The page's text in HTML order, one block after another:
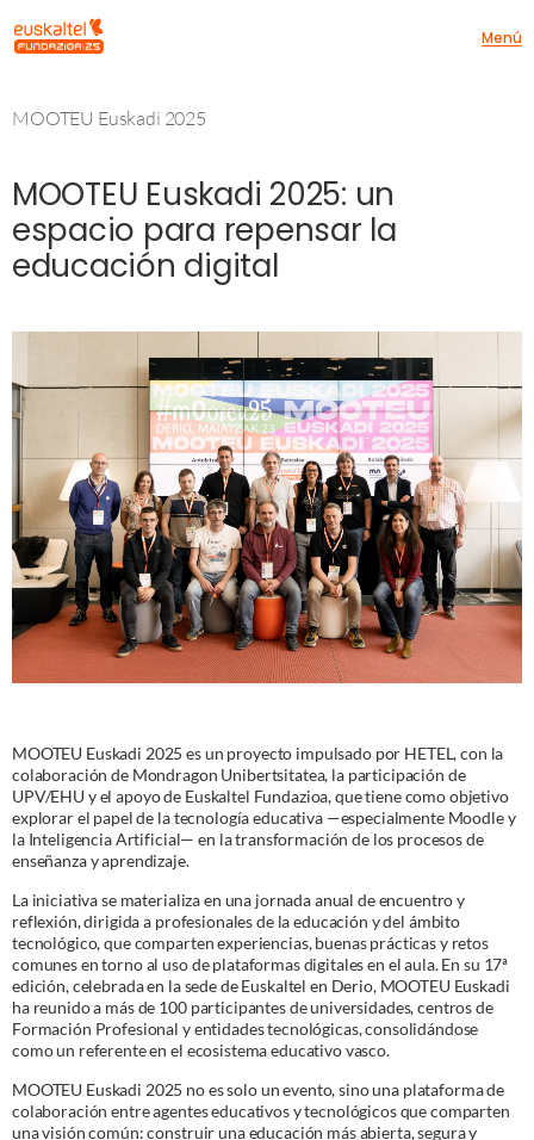
Menú
MOOTEU Euskadi 2025
MOOTEU Euskadi 2025: un
espacio para repensar la
educación digital
MOOTEU Euskadi 2025 es un proyecto impulsado por HETEL, con la
colaboración de Mondragon Unibertsitatea, la participación de
UPV/EHU y el apoyo de Euskaltel Fundazioa, que tiene como objetivo
explorar el papel de la tecnología educativa —especialmente Moodle y
la Inteligencia Artificial— en la transformación de los procesos de
enseñanza y aprendizaje.
La iniciativa se materializa en una jornada anual de encuentro y
reflexión, dirigida a profesionales de la educación y del ámbito
tecnológico, que comparten experiencias, buenas prácticas y retos
comunes en torno al uso de plataformas digitales en el aula. En su 17ª
edición, celebrada en la sede de Euskaltel en Derio, MOOTEU Euskadi
ha reunido a más de 100 participantes de universidades, centros de
Formación Profesional y entidades tecnológicas, consolidándose
como un referente en el ecosistema educativo vasco.
MOOTEU Euskadi 2025 no es solo un evento, sino una plataforma de
colaboración entre agentes educativos y tecnológicos que comparten
una visión común: construir una educación más abierta, segura y